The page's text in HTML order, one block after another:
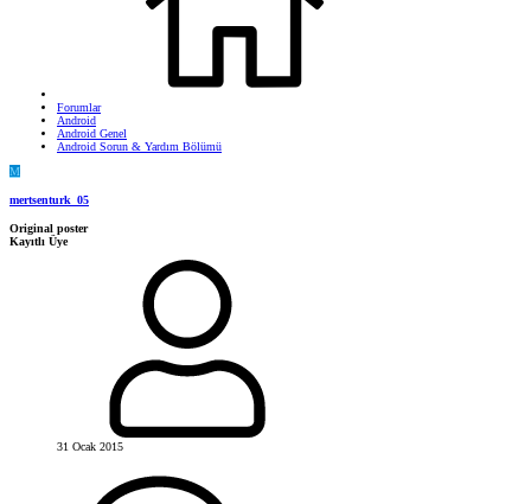
Forumlar
Android
Android Genel
Android Sorun & Yardım Bölümü
M
mertsenturk_05
Original poster
Kayıtlı Üye
31 Ocak 2015